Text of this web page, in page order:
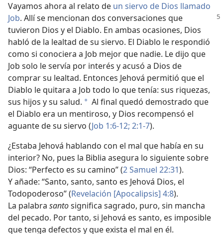
Vayamos ahora al relato de un siervo de Dios llamado
Job. Allí se mencionan dos conversaciones que
tuvieron Dios y el Diablo. En ambas ocasiones, Dios
habló de la lealtad de su siervo. El Diablo le respondió
como si conociera a Job mejor que nadie. Le dijo que
Job solo le servía por interés y acusó a Dios de
comprar su lealtad. Entonces Jehová permitió que el
Diablo le quitara a Job todo lo que tenía: sus riquezas,
sus hijos y su salud. * Al final quedó demostrado que
el Diablo era un mentiroso, y Dios recompensó el
aguante de su siervo (Job 1:6-12; 2:1-7).
¿Estaba Jehová hablando con el mal que había en su
interior? No, pues la Biblia asegura lo siguiente sobre
Dios: “Perfecto es su camino” (2 Samuel 22:31).
Y añade: “Santo, santo, santo es Jehová Dios, el
Todopoderoso” (Revelación [Apocalipsis] 4:8).
La palabra santosignifica sagrado, puro, sin mancha
del pecado. Por tanto, si Jehová es santo, es imposible
que tenga defectos y que exista el mal en él.